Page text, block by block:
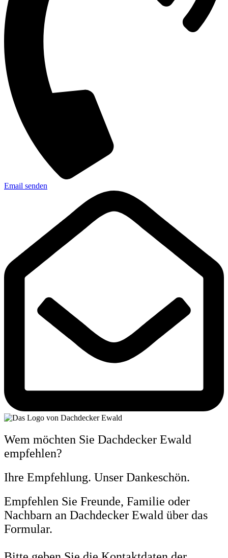
Email senden
Wem möchten Sie Dachdecker Ewald
empfehlen?
Ihre Empfehlung. Unser Dankeschön.
Empfehlen Sie Freunde, Familie oder
Nachbarn an Dachdecker Ewald über das
Formular.